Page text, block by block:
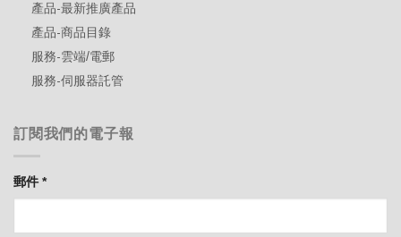
產品-最新推廣產品
產品-商品目錄
服務-雲端/電郵
服務-伺服器託管
訂閱我們的電子報
郵件*